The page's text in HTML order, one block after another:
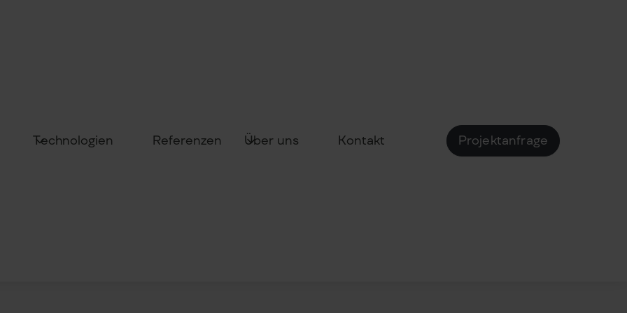
Technologien Referenzen Über uns Kontakt Projektanfrage